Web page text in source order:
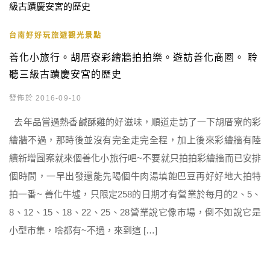
台南好好玩旅遊觀光景點
善化小旅行。胡厝寮彩繪牆拍拍樂。遊訪善化商圈。 聆
聽三級古蹟慶安宮的歷史
發佈於 2016-09-10
去年品嘗過熱香鹹酥雞的好滋味，順道走訪了一下胡厝寮的彩
繪牆不過，那時後並沒有完全走完全程，加上後來彩繪牆有陸
續新增圖案就來個善化小旅行吧~不要就只拍拍彩繪牆而已安排
個時間，一早出發還能先喝個牛肉湯填飽巴豆再好好地大拍特
拍一番~ 善化牛墟，只限定258的日期才有營業於每月的2、5、
8、12、15、18、22、25、28營業說它像市場，倒不如說它是
小型市集，啥都有~不過，來到這 […]